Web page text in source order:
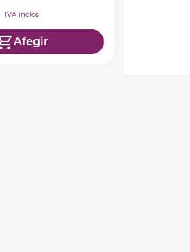
IVA inclòs
Afegir